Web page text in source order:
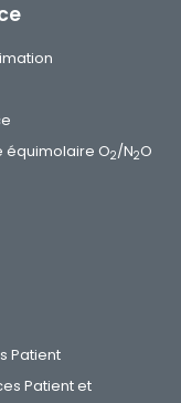
équimolaire O2/N2O
Patient
Patient et